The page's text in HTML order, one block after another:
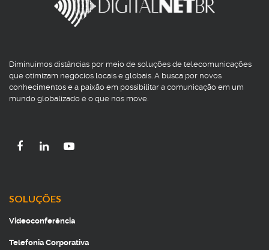
Diminuímos distâncias por meio de soluções de telecomunicações
que otimizam negócios locais e globais. A busca por novos
conhecimentos e a paixão em possibilitar a comunicação em um
mundo globalizado é o que nos move.
SOLUÇÕES
Videoconferência
Telefonia Corporativa